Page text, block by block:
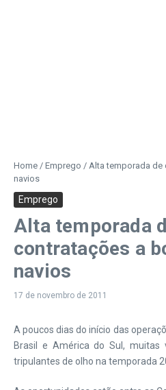
Home / Emprego / Alta temporada
navios
Emprego
Alta temporada
contratações a
navios
17 de novembro de 2011
A poucos dias do início das
Brasil e América do Sul, muitas
tripulantes de olho na temporada